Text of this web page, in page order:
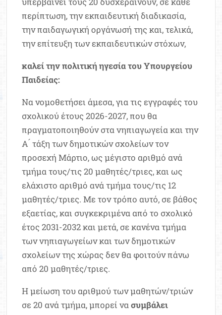
περίπτωση, την εκπαιδευτική διαδικασία,
την παιδαγωγική οργάνωσή της και, τελικά,
την επίτευξη των εκπαιδευτικών στόχων,
καλεί την πολιτική ηγεσία του Υπουργείου
Παιδείας:
Να νομοθετήσει άμεσα, για τις εγγραφές του
σχολικού έτους 2026-2027, που θα
πραγματοποιηθούν στα νηπιαγωγεία και την
Α ́ τάξη των δημοτικών σχολείων τον
προσεχή Μάρτιο, ως μέγιστο αριθμό ανά
τμήμα τους/τις 20 μαθητές/τριες, και ως
ελάχιστο αριθμό ανά τμήμα τους/τις 12
μαθητές/τριες. Με τον τρόπο αυτό, σε βάθος
εξαετίας, και συγκεκριμένα από το σχολικό
έτος 2031-2032 και μετά, σε κανένα τμήμα
των νηπιαγωγείων και των δημοτικών
σχολείων της χώρας δεν θα φοιτούν πάνω
από 20 μαθητές/τριες.
Η μείωση του αριθμού των μαθητών/τριών
σε 20 ανά τμήμα, μπορεί νασυμβάλει